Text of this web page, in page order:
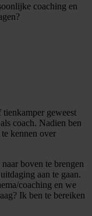
coaching en
geweest
coach. Nadien ben
kennen over
boven te brengen
aan te gaan.
coaching en we
Ik ben te bereiken